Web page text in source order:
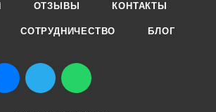
ОТЗЫВЫ КОНТАКТЫ
СОТРУДНИЧЕСТВО БЛОГ